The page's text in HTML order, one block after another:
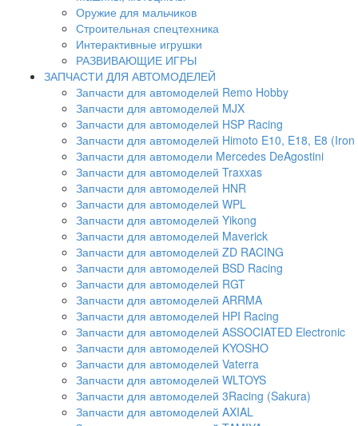
Оружие для мальчиков
Строительная спецтехника
Интерактивные игрушки
РАЗВИВАЮЩИЕ ИГРЫ
ЗАПЧАСТИ ДЛЯ АВТОМОДЕЛЕЙ
Запчасти для автомоделей Remo Hobby
Запчасти для автомоделей MJX
Запчасти для автомоделей HSP Racing
Запчасти для автомоделей Himoto E10, E18, E8
Запчасти для автомодели Mercedes DeAgostini
Запчасти для автомоделей Traxxas
Запчасти для автомоделей HNR
Запчасти для автомоделей WPL
Запчасти для автомоделей Yikong
Запчасти для автомоделей Maverick
Запчасти для автомоделей ZD RACING
Запчасти для автомоделей BSD Racing
Запчасти для автомоделей RGT
Запчасти для автомоделей ARRMA
Запчасти для автомоделей HPI Racing
Запчасти для автомоделей ASSOCIATED Electronic
Запчасти для автомоделей KYOSHO
Запчасти для автомоделей Vaterra
Запчасти для автомоделей WLTOYS
Запчасти для автомоделей 3Racing (Sakura)
Запчасти для автомоделей AXIAL